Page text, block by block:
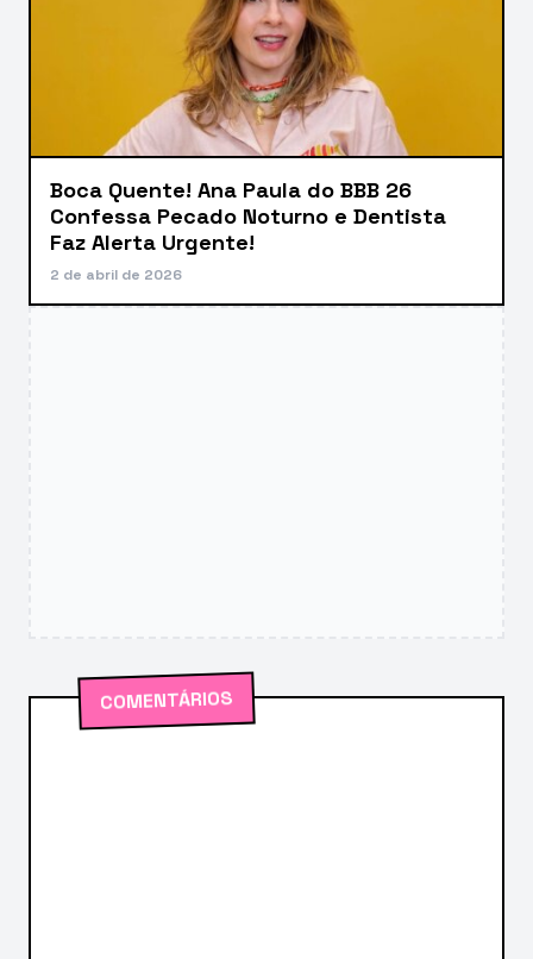
Boca Quente! Ana Paula do BBB 26
Confessa Pecado Noturno e Dentista
Faz Alerta Urgente!
2 de abril de 2026
COMENTÁRIOS